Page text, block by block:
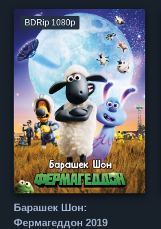
BDRip 1080p
Барашек Шон:
Фермагеддон 2019